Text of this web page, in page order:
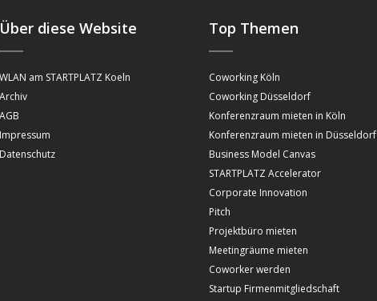
Über diese Website
WLAN am STARTPLATZ Koeln
Archiv
AGB
Impressum
Datenschutz
Top Themen
Coworking Köln
Coworking Düsseldorf
Konferenzraum mieten in Köln
Konferenzraum mieten in Düsseldorf
Business Model Canvas
STARTPLATZ Accelerator
Corporate Innovation
Pitch
Projektbüro mieten
Meetingräume mieten
Coworker werden
Startup Firmenmitgliedschaft